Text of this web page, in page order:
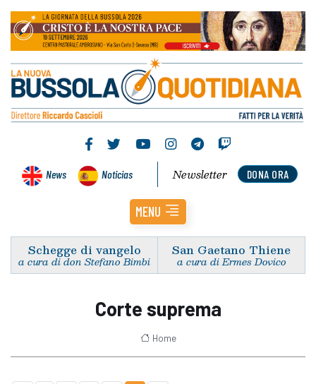
News Noticias DONA ORA
Newsletter
MENU
Schegge di vangelo
a cura di don Stefano Bimbi
San Gaetano Thiene
a cura di Ermes Dovico
Corte suprema
Home